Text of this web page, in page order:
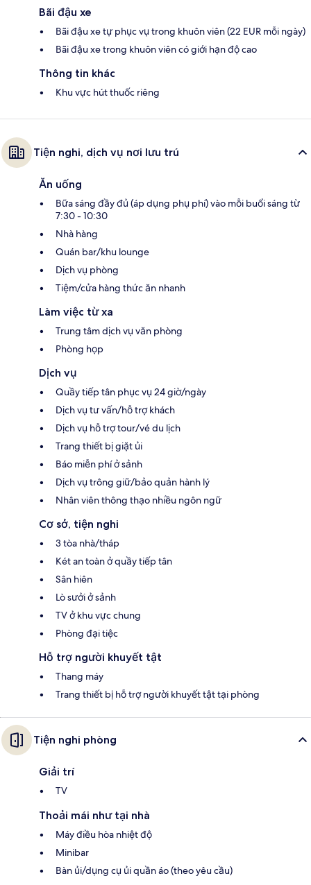
Bãi đậu xe
Bãi đậu xe tự phục vụ trong khuôn viên (22 EUR mỗi ngày)
Bãi đậu xe trong khuôn viên có giới hạn độ cao
Thông tin khác
Khu vực hút thuốc riêng
Tiện nghi, dịch vụ nơi lưu trú
Ăn uống
Bữa sáng đầy đủ (áp dụng phụ phí) vào mỗi buổi sáng từ
7:30 - 10:30
Nhà hàng
Quán bar/khu lounge
Dịch vụ phòng
Tiệm/cửa hàng thức ăn nhanh
Làm việc từ xa
Trung tâm dịch vụ văn phòng
Phòng họp
Dịch vụ
Quầy tiếp tân phục vụ 24 giờ/ngày
Dịch vụ tư vấn/hỗ trợ khách
Dịch vụ hỗ trợ tour/vé du lịch
Trang thiết bị giặt ủi
Báo miễn phí ở sảnh
Dịch vụ trông giữ/bảo quản hành lý
Nhân viên thông thạo nhiều ngôn ngữ
Cơ sở, tiện nghi
3 tòa nhà/tháp
Két an toàn ở quầy tiếp tân
Sân hiên
Lò sưởi ở sảnh
TV ở khu vực chung
Phòng đại tiệc
Hỗ trợ người khuyết tật
Thang máy
Trang thiết bị hỗ trợ người khuyết tật tại phòng
Tiện nghi phòng
Giải trí
TV
Thoải mái như tại nhà
Máy điều hòa nhiệt độ
Minibar
Bàn ủi/dụng cụ ủi quần áo (theo yêu cầu)